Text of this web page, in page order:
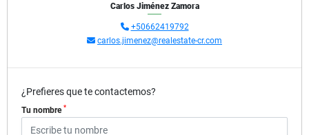
Carlos Jiménez Zamora
+50662419792
carlos.jimenez@realestate-cr.com
¿Prefieres que te contactemos?
Tu nombre *